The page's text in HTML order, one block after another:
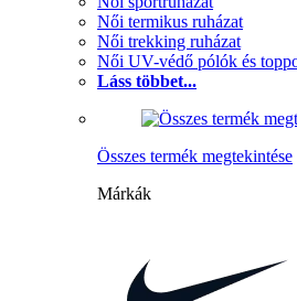
Női termikus ruházat
Női trekking ruházat
Női UV-védő pólók és
Láss többet...
Összes termék megtekintése
Márkák